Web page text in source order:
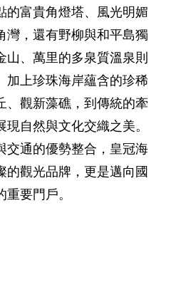
的富貴角燈塔、風光明媚
灣，還有野柳與和平島獨
、萬里的多泉質溫泉則
加上珍珠海岸蘊含的珍稀
、觀新藻礁，到傳統的牽
自然與文化交織之美。
交通的優勢整合，皇冠海
的觀光品牌，更是邁向國
要門戶。